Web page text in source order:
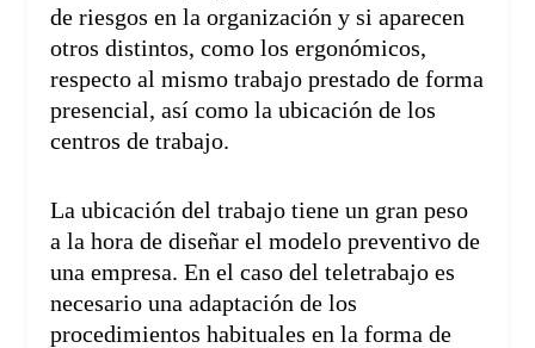
de riesgos en la organización y si aparecen
otros distintos, como los ergonómicos,
respecto al mismo trabajo prestado de forma
presencial, así como la ubicación de los
centros de trabajo.
La ubicación del trabajo tiene un gran peso
a la hora de diseñar el modelo preventivo de
una empresa. En el caso del teletrabajo es
necesario una adaptación de los
procedimientos habituales en la forma de